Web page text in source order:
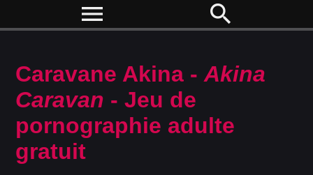
menu search
Caravane Akina -Akina
Caravan - Jeu de
pornographie adulte
gratuit